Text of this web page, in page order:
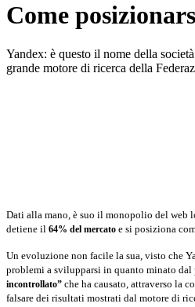
Come
Yandex: è questo il nome della
grande motore di ricerca della
Dati alla mano, è suo il monopolio del web
detiene il 64% del mercato e si posiziona
Un evoluzione non facile la sua, visto che
problemi a svilupparsi in quanto minato dal
incontrollato” che ha causato, attraverso la
falsare dei risultati mostrati dal motore di